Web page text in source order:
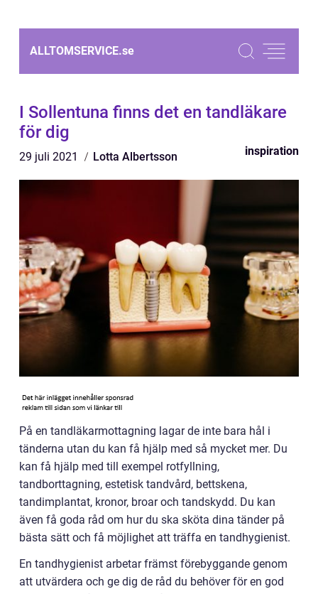
ALLTOMSERVICE.se
I Sollentuna finns det en tandläkare
för dig
29 juli 2021 Lotta Albertsson inspiration
På en tandläkarmottagning lagar de inte bara hål i
tänderna utan du kan få hjälp med så mycket mer. Du
kan få hjälp med till exempel rotfyllning,
tandborttagning, estetisk tandvård, bettskena,
tandimplantat, kronor, broar och tandskydd. Du kan
även få goda råd om hur du ska sköta dina tänder på
bästa sätt och få möjlighet att träffa en tandhygienist.
En tandhygienist arbetar främst förebyggande genom
att utvärdera och ge dig de råd du behöver för en god